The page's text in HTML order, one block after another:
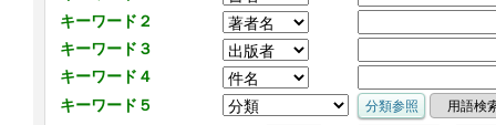
キーワード２
キーワード３
キーワード４
キーワード５